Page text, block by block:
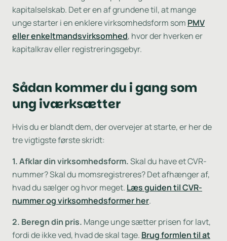
kapitalselskab. Det er en af grundene til, at mange
unge starter i en enklere virksomhedsform som PMV
eller enkeltmandsvirksomhed, hvor der hverken er
kapitalkrav eller registreringsgebyr.
Sådan kommer du i gang som
ung iværksætter
Hvis du er blandt dem, der overvejer at starte, er her de
tre vigtigste første skridt:
1. Afklar din virksomhedsform.Skal du have et CVR-
nummer? Skal du momsregistreres? Det afhænger af,
hvad du sælger og hvor meget. Læs guiden til CVR-
nummer og virksomhedsformer her.
2. Beregn din pris. Mange unge sætter prisen for lavt,
fordi de ikke ved, hvad de skal tage. Brug formlen til at